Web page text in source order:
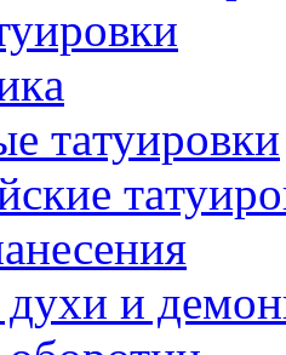
тaтуировки
духи и